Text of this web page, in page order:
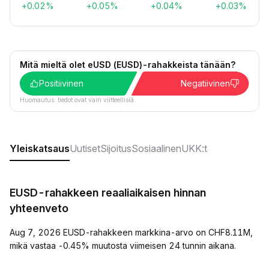
+0.02% +0.05% +0.04% +0.03%
Mitä mieltä olet eUSD (EUSD)-rahakkeista tänään?
Positiivinen
Negatiivinen
Huomautus: tiedot ovat vain viitteellisiä.
YleiskatsausUutisetSijoitusSosiaalinenUKK:t
EUSD-rahakkeen reaaliaikaisen hinnan
yhteenveto
Aug 7, 2026 EUSD-rahakkeen markkina-arvo on CHF8.11M,
mikä vastaa -0.45% muutosta viimeisen 24 tunnin aikana.